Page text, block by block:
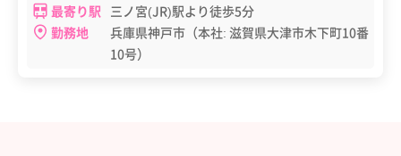
最寄り駅 三ノ宮(JR)駅より徒歩5分
勤務地
兵庫県神戸市（本社: 滋賀県大津市木下町10番
10号）